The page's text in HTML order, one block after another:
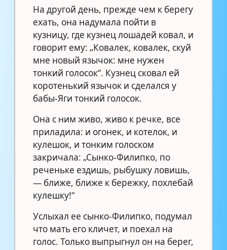
На другой день, прежде чем к берегу
ехать, она надумала пойти в
кузницу, где кузнец лошадей ковал, и
говорит ему: „Ковалек, ковалек, скуй
мне новый язычок: мне нужен
тонкий голосок“. Кузнец сковал ей
коротенький язычок и сделался у
бабы-Яги тонкий голосок.
Она с ним живо, живо к речке, все
приладила: и огонек, и котелок, и
кулешок, и тонким голоском
закричала: „Сынко-Филипко, по
реченьке ездишь, рыбушку ловишь,
— ближе, ближе к бережку, похлебай
кулешку!“
Услыхал ее сынко-Филипко, подумал
что мать его кличет, и поехал на
голос. Только выпрыгнул он на берег,